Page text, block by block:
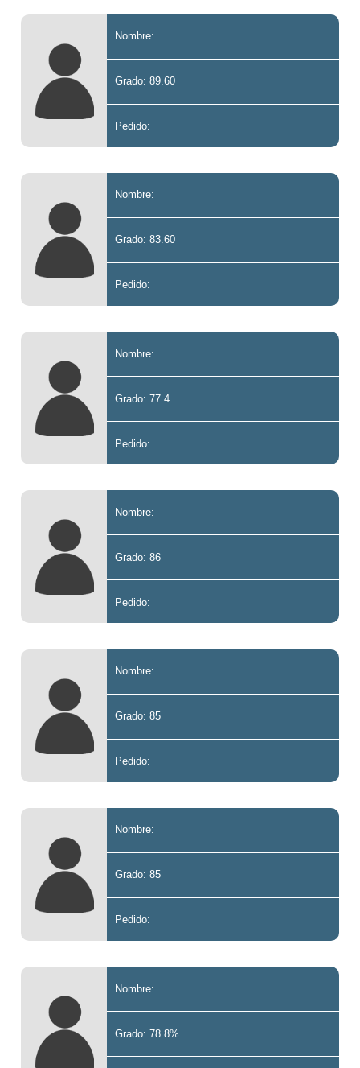
Nombre:
Grado: 89.60
Pedido:
Nombre:
Grado: 83.60
Pedido:
Nombre:
Grado: 77.4
Pedido:
Nombre:
Grado: 86
Pedido:
Nombre:
Grado: 85
Pedido:
Nombre:
Grado: 85
Pedido:
Nombre:
Grado: 78.8%